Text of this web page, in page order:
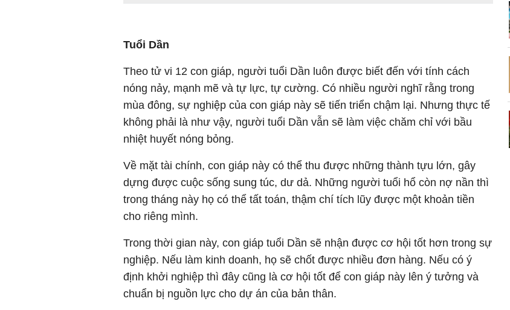
Tuổi Dần
Theo tử vi 12 con giáp, người tuổi Dần luôn được biết đến với tính cách
nóng nảy, mạnh mẽ và tự lực, tự cường. Có nhiều người nghĩ rằng trong
mùa đông, sự nghiệp của con giáp này sẽ tiến triển chậm lại. Nhưng thực tế
không phải là như vậy, người tuổi Dần vẫn sẽ làm việc chăm chỉ với bầu
nhiệt huyết nóng bỏng.
Về mặt tài chính, con giáp này có thể thu được những thành tựu lớn, gây
dựng được cuộc sống sung túc, dư dả. Những người tuổi hổ còn nợ nần thì
trong tháng này họ có thể tất toán, thậm chí tích lũy được một khoản tiền
cho riêng mình.
Trong thời gian này, con giáp tuổi Dần sẽ nhận được cơ hội tốt hơn trong sự
nghiệp. Nếu làm kinh doanh, họ sẽ chốt được nhiều đơn hàng. Nếu có ý
định khởi nghiệp thì đây cũng là cơ hội tốt để con giáp này lên ý tưởng và
chuẩn bị nguồn lực cho dự án của bản thân.